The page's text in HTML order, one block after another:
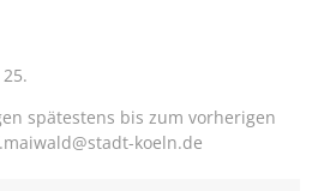
spätestens bis zum vorherigen
koeln.de